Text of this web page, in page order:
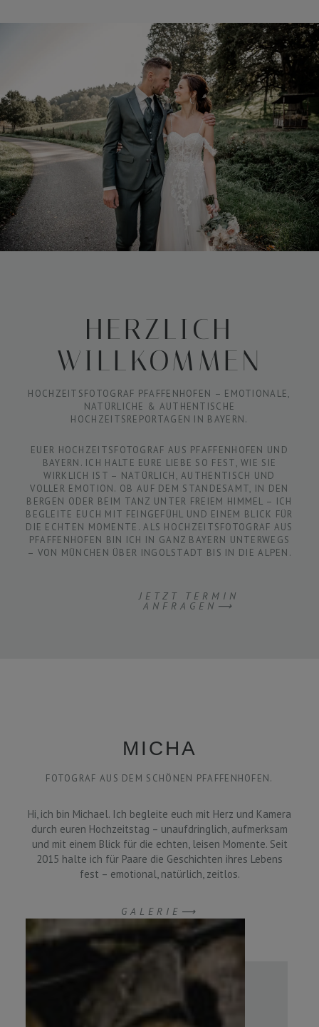
HERZLICH
WILLKOMMEN
HOCHZEITSFOTOGRAF PFAFFENHOFEN – EMOTIONALE,
NATÜRLICHE & AUTHENTISCHE
HOCHZEITSREPORTAGEN IN BAYERN.
EUER HOCHZEITSFOTOGRAF AUS PFAFFENHOFEN UND
BAYERN. ICH HALTE EURE LIEBE SO FEST, WIE SIE
WIRKLICH IST – NATÜRLICH, AUTHENTISCH UND
VOLLER EMOTION. OB AUF DEM STANDESAMT, IN DEN
BERGEN ODER BEIM TANZ UNTER FREIEM HIMMEL – ICH
BEGLEITE EUCH MIT FEINGEFÜHL UND EINEM BLICK FÜR
DIE ECHTEN MOMENTE. ALS HOCHZEITSFOTOGRAF AUS
PFAFFENHOFEN BIN ICH IN GANZ BAYERN UNTERWEGS
– VON MÜNCHEN ÜBER INGOLSTADT BIS IN DIE ALPEN.
JETZT TERMIN
ANFRAGEN⟶
MICHA
FOTOGRAF AUS DEM SCHÖNEN PFAFFENHOFEN.
Hi, ich bin Michael. Ich begleite euch mit Herz und Kamera
durch euren Hochzeitstag – unaufdringlich, aufmerksam
und mit einem Blick für die echten, leisen Momente. Seit
2015 halte ich für Paare die Geschichten ihres Lebens
fest – emotional, natürlich, zeitlos.
GALERIE⟶